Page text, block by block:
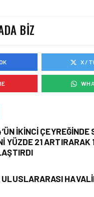
ALINIYOR?
HAVACILIK • 05 AĞU 2026
ÇELEBI HAVACILIK
MACARISTAN’DAN
BUDAPEŞTE
BIZ
X /
IKINCI ÇEYREĞINDE
YÜZDE 21 ARTIRARAK
ULUSLARARASI